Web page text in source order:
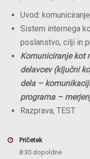
Uvod:
Sistem internega
poslanstvo, cilji in
Komuniciranje kot
delavcev (ključni
dela –
programa –
Razprava, TEST
Pričetek
8:30 dopoldne